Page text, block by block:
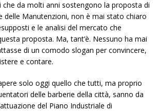
che da molti anni sostengono la proposta di
delle Manutenzioni, non è mai stato chiaro
e le analisi del mercato che
proposta. Ma, tant’è. Nessuno ha mai
di un comodo slogan per convincere,
e contare.
solo oggi quello che tutti, ma proprio
delle barberie della città, sanno da
del Piano Industriale di